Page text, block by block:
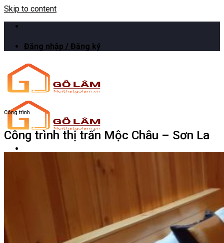
Skip to content
Đăng nhập / Đăng ký
Công trình
Công trình thị trấn Mộc Châu – Sơn La